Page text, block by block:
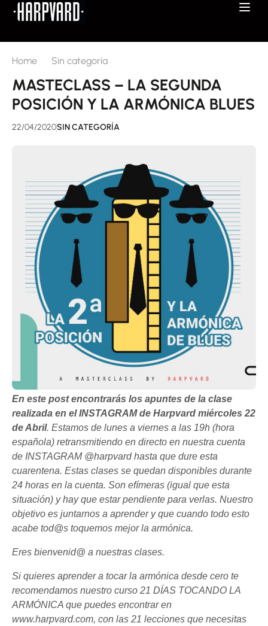
Home Sin categoría
MASTECLASS – LA SEGUNDA
POSICIÓN Y LA ARMÓNICA BLUES
22/04/2020SIN CATEGORÍA
En este post encontrarás los apuntes de la clase
realizada en el INSTAGRAM de Harpvard miércoles 22
de Abril. Estamos de lunes a viernes a las 19h (hora
española) retransmitiendo en directo en nuestra cuenta
de INSTAGRAM @harpvard hasta que dure esta
cuarentena. Estas clases se quedan disponibles durante
24 horas en la cuenta. Son efímeras (igual que esta
situación) y hay que estar pendiente para verlas. Nuestro
objetivo es juntarnos a aprender y que cuando todo esto
acabe tod@s toquemos mejor la armónica.
Eres bienvenid@ a nuestras clases.
Si quieres aprender a tocar la armónica desde cero te
recomendamos nuestro curso 21 DÍAS TOCANDO LA
ARMÓNICA que puedes encontrar en
www.harpvard.com, con las 21 lecciones que necesitas